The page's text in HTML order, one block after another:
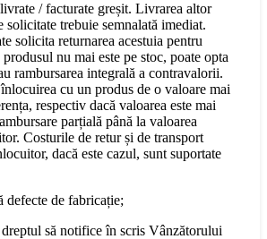
/ facturate greșit. Livrarea altor
solicitate trebuie semnalată imediat.
solicita returnarea acestuia pentru
nu mai este pe stoc, poate opta
rambursarea integrală a contravalorii.
cu un produs de o valoare mai
respectiv dacă valoarea este mai
parțială până la valoarea
Costurile de retur și de transport
dacă este cazul, sunt suportate
defecte de fabricație;
să notifice în scris Vânzătorului